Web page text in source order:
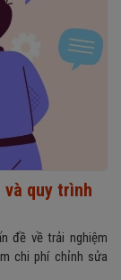
quy trình
đề về trải nghiệm
chi phí chỉnh sửa